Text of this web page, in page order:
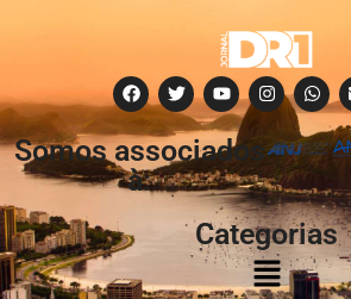
Somos associados
à:
Categorias